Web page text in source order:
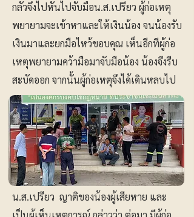
กลัวจึงไปหันไปจับมือน.ส.เปรียว ผู้ก่อเหตุ
พยายามจะเข้าหาและให้เงินน้อง จนน้องรับ
เงินมาและยกมือไหว้ขอบคุณ เห็นอีกทีผู้ก่อ
เหตุพยายามคว้ามือมาจับมือน้อง น้องจึงรีบ
สะบัดออก จากนั้นผู้ก่อเหตุจึงได้เดินหลบไป
น.ส.เปรียว ญาติของน้องผู้เสียหาย และ